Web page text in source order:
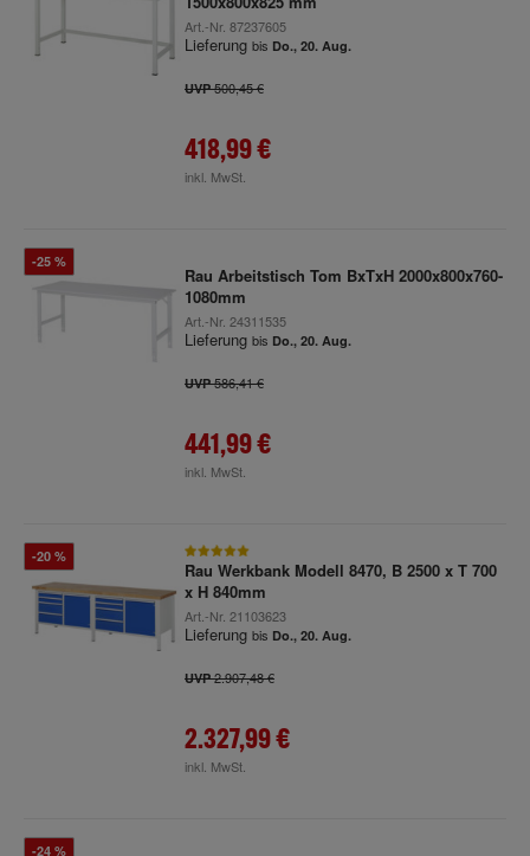
Art.-Nr. 87237605
Lieferung bis Do., 20. Aug.
UVP500,45 €
418,99 €
inkl. MwSt.
-25 %
Rau Arbeitstisch Tom BxTxH 2000x800x760-
1080mm
Art.-Nr. 24311535
Lieferung bis Do., 20. Aug.
UVP586,41 €
441,99 €
inkl. MwSt.
-20 %
Rau Werkbank Modell 8470, B 2500 x T 700
x H 840mm
Art.-Nr. 21103623
Lieferung bis Do., 20. Aug.
UVP2.907,48 €
2.327,99 €
inkl. MwSt.
-24 %